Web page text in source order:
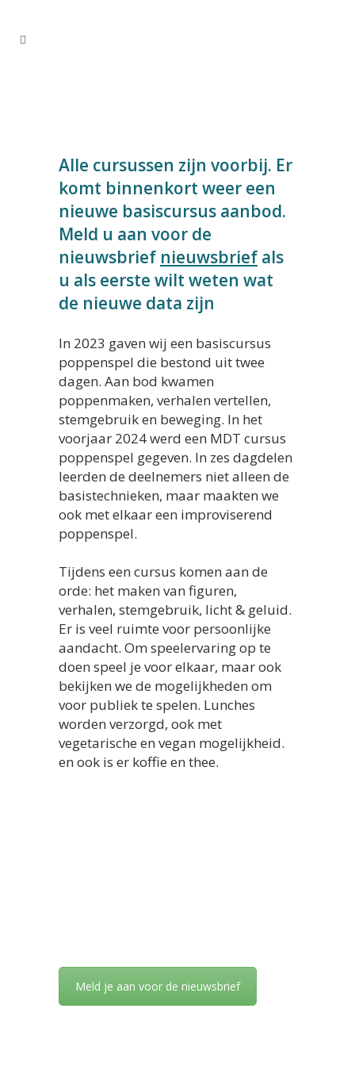
Alle cursussen zijn voorbij. Er
komt binnenkort weer een
nieuwe basiscursus aanbod.
Meld u aan voor de
nieuwsbrief nieuwsbrief als
u als eerste wilt weten wat
de nieuwe data zijn
In 2023 gaven wij een basiscursus
poppenspel die bestond uit twee
dagen. Aan bod kwamen
poppenmaken, verhalen vertellen,
stemgebruik en beweging. In het
voorjaar 2024 werd een MDT cursus
poppenspel gegeven. In zes dagdelen
leerden de deelnemers niet alleen de
basistechnieken, maar maakten we
ook met elkaar een improviserend
poppenspel.
Tijdens een cursus komen aan de
orde: het maken van figuren,
verhalen, stemgebruik, licht & geluid.
Er is veel ruimte voor persoonlijke
aandacht. Om speelervaring op te
doen speel je voor elkaar, maar ook
bekijken we de mogelijkheden om
voor publiek te spelen. Lunches
worden verzorgd, ook met
vegetarische en vegan mogelijkheid.
en ook is er koffie en thee.
Meld je aan voor de nieuwsbrief